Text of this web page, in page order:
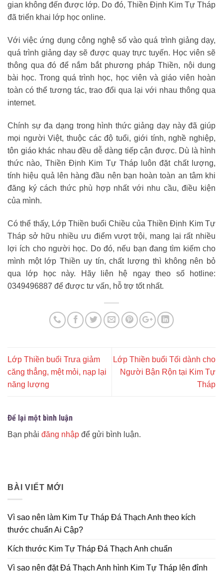
gian không đến được lớp. Do đó, Thiền Định Kim Tự Tháp
đã triển khai lớp học online.
Với việc ứng dụng công nghệ số vào quá trình giảng dạy,
quá trình giảng dạy sẽ được quay trực tuyến. Học viên sẽ
thông qua đó để nắm bắt phương pháp Thiền, nội dung
bài học. Trong quá trình học, học viên và giáo viên hoàn
toàn có thể tương tác, trao đổi qua lại với nhau thông qua
internet.
Chính sự đa dạng trong hình thức giảng dạy này đã giúp
mọi người Việt, thuộc các độ tuổi, giới tính, nghề nghiệp,
tôn giáo khác nhau đều dễ dàng tiếp cận được. Dù là hình
thức nào, Thiền Định Kim Tự Tháp luôn đặt chất lượng,
tính hiệu quả lên hàng đầu nên bạn hoàn toàn an tâm khi
đăng ký cách thức phù hợp nhất với nhu cầu, điều kiện
của mình.
Có thể thấy, Lớp Thiền buổi Chiều của Thiền Định Kim Tự
Tháp sở hữu nhiều ưu điểm vượt trội, mang lại rất nhiều
lợi ích cho người học. Do đó, nếu bạn đang tìm kiếm cho
mình một lớp Thiền uy tín, chất lượng thì không nên bỏ
qua lớp học này. Hãy liên hệ ngay theo số hotline:
0349496887 để được tư vấn, hỗ trợ tốt nhất.
Lớp Thiền buổi Trưa giảm
căng thẳng, mệt mỏi, nạp lại
năng lượng
Lớp Thiền buổi Tối dành cho
Người Bận Rộn tại Kim Tự
Tháp
Để lại một bình luận
Bạn phải đăng nhập để gửi bình luận.
BÀI VIẾT MỚI
Vì sao nên làm Kim Tự Tháp Đá Thạch Anh theo kích
thước chuẩn Ai Cập?
Kích thước Kim Tự Tháp Đá Thạch Anh chuẩn
Vì sao nên đặt Đá Thạch Anh hình Kim Tự Tháp lên đỉnh